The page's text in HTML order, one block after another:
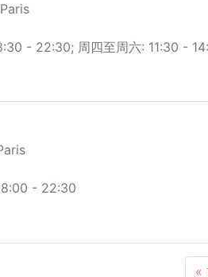
- 22:30; 周四至周六: 11:30 -
- 22:30
«